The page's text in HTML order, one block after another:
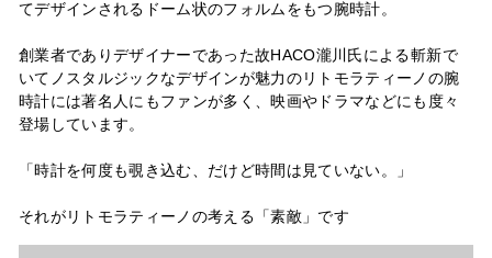
てデザインされるドーム状のフォルムをもつ腕時計。
創業者でありデザイナーであった故HACO瀧川氏による斬新で
いてノスタルジックなデザインが魅力のリトモラティーノの腕
時計には著名人にもファンが多く、映画やドラマなどにも度々
登場しています。
「時計を何度も覗き込む、だけど時間は見ていない。」
それがリトモラティーノの考える「素敵」です